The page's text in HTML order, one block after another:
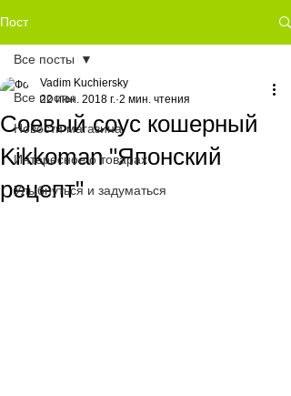
Пост
Все посты
Новости магазина
Интересное о товарах
Улыбнуться и задуматься
Все посты
Соевый соус кошерный
Kikkoman "Японский
рецепт"
Vadim Kuchiersky
22 июн. 2018 г. 2 мин. чтения